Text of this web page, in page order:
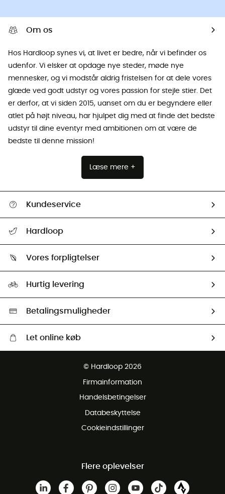
Om os
Hos Hardloop synes vi, at livet er bedre, når vi befinder os
udenfor. Vi elsker at opdage nye steder, møde nye
mennesker, og vi modstår aldrig fristelsen for at dele vores
glæde ved godt udstyr og vores passion for stejle stier. Det
er derfor, at vi siden 2015, uanset om du er begyndere eller
atlet på højt niveau, har hjulpet dig med at finde det bedste
udstyr til dine eventyr med ambitionen om at være de
bedste til denne mission!
Læse mere +
Kundeservice
Returnering & Tilbagebetaling
Hardloop
Our ambassadors
Vores forpligtelser
HardGreen Udvalg
Hurtig levering
Betalingsmuligheder
Let online køb
© Hardloop 2026
Firmainformation
Handelsbetingelser
Databeskyttelse
Cookieindstillinger
Flere oplevelser